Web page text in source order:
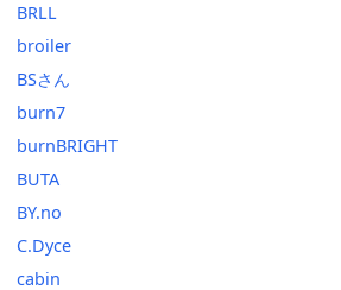
BRLL
broiler
BSさん
burn7
burnBRIGHT
BUTA
BY.no
C.Dyce
cabin